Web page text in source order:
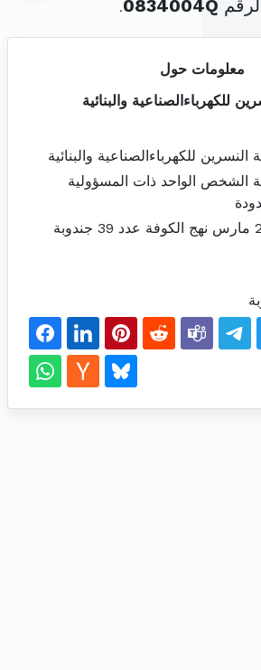
0834004Q
.
معلومات حول
للكهرباءالصناعية والبنائية
للكهرباءالصناعية والبنائية
الشخص الواحد ذات المسؤولية